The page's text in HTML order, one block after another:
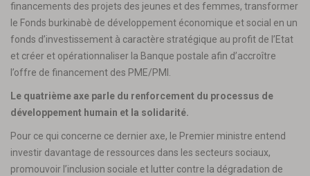
financements des projets des jeunes et des femmes, transformer
le Fonds burkinabè de développement économique et social en un
fonds d’investissement à caractère stratégique au profit de l’Etat
et créer et opérationnaliser la Banque postale afin d’accroître
l’offre de financement des PME/PMI.
Le quatrième axe parle du renforcement du processus de
développement humain et la solidarité.
Pour ce qui concerne ce dernier axe, le Premier ministre entend
investir davantage de ressources dans les secteurs sociaux,
promouvoir l’inclusion sociale et lutter contre la dégradation de